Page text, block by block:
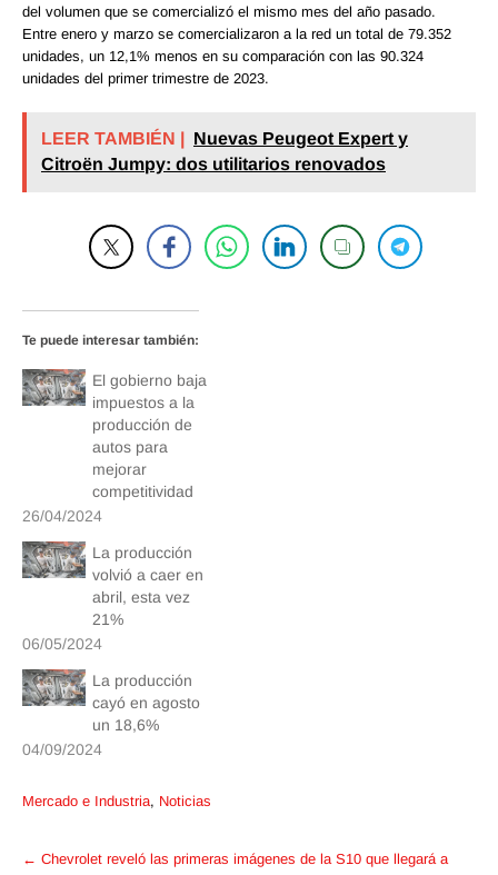
del volumen que se comercializó el mismo mes del año pasado.
Entre enero y marzo se comercializaron a la red un total de 79.352
unidades, un 12,1% menos en su comparación con las 90.324
unidades del primer trimestre de 2023.
LEER TAMBIÉN | Nuevas Peugeot Expert y
Citroën Jumpy: dos utilitarios renovados
Te puede interesar también:
El gobierno baja
impuestos a la
producción de
autos para
mejorar
competitividad
26/04/2024
La producción
volvió a caer en
abril, esta vez
21%
06/05/2024
La producción
cayó en agosto
un 18,6%
04/09/2024
Mercado e Industria, Noticias
Post
← Chevrolet reveló las primeras imágenes de la S10 que llegará a